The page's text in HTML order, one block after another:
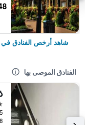
شاهد أرخص الفنادق في
الفنادق الموصى بها
3 نجوم
0.8